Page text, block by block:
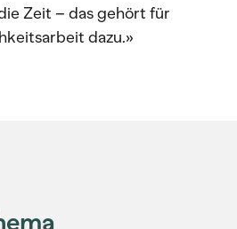
Zeit – das gehört für
dazu.»